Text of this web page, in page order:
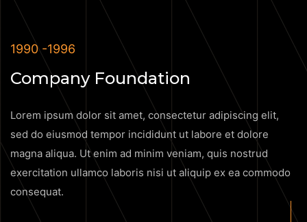
1990 -1996
Company Foundation
Lorem ipsum dolor sit amet, consectetur adipiscing elit,
sed do eiusmod tempor incididunt ut labore et dolore
magna aliqua. Ut enim ad minim veniam, quis nostrud
exercitation ullamco laboris nisi ut aliquip ex ea commodo
consequat.